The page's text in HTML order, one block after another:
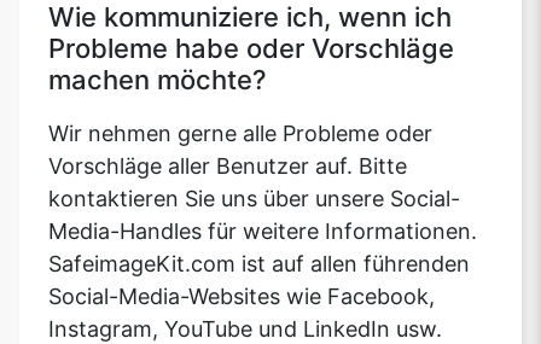
Wie kommuniziere ich, wenn ich
Probleme habe oder Vorschläge
machen möchte?
Wir nehmen gerne alle Probleme oder
Vorschläge aller Benutzer auf. Bitte
kontaktieren Sie uns über unsere Social-
Media-Handles für weitere Informationen.
SafeimageKit.com ist auf allen führenden
Social-Media-Websites wie Facebook,
Instagram, YouTube und LinkedIn usw.